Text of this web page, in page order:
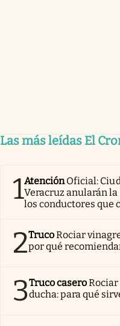
Las más leídas El
1AtenciónOficial:
Veracruz anularán
los conductores que
2TrucoRociar
por qué
3Truco caseroRociar
ducha: para qué